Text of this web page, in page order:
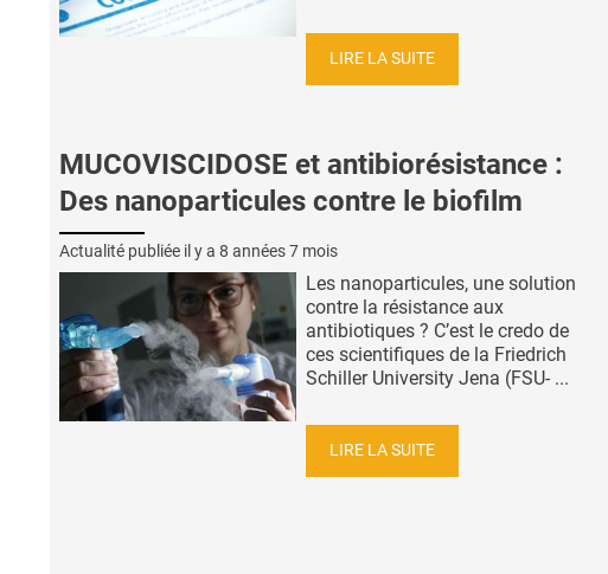
LIRE LA SUITE
MUCOVISCIDOSE et antibiorésistance :
Des nanoparticules contre le biofilm
Actualité publiée il y a 8 années 7 mois
Les nanoparticules, une solution
contre la résistance aux
antibiotiques ? C’est le credo de
ces scientifiques de la Friedrich
Schiller University Jena (FSU- ...
LIRE LA SUITE